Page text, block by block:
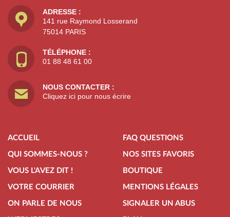
ADRESSE :
141 rue Raymond Losserand
75014 PARIS
TÉLÉPHONE :
01 88 48 61 00
NOUS CONTACTER :
Cliquez ici pour nous écrire
ACCUEIL
QUI SOMMES-NOUS ?
VOUS L'AVEZ DIT !
VOTRE COURRIER
ON PARLE DE NOUS
FAQ QUESTIONS
NOS SITES FAVORIS
BOUTIQUE
MENTIONS LÉGALES
SIGNALER UN ABUS